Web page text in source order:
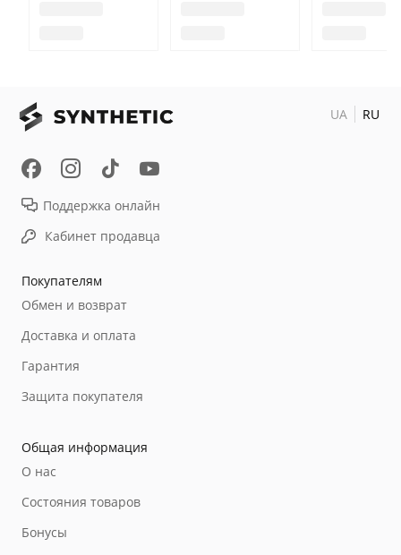
Покупателям
Обмен и возврат
Доставка и оплата
Гарантия
Защита покупателя
Общая информация
О нас
Состояния товаров
Бонусы
Поддержка онлайн
Кабинет продавца
UA RU